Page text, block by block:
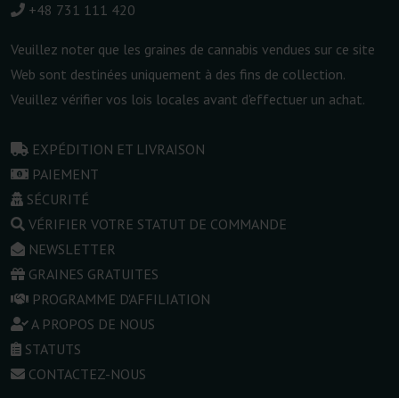
+48 731 111 420
Veuillez noter que les graines de cannabis vendues sur ce site
Web sont destinées uniquement à des fins de collection.
Veuillez vérifier vos lois locales avant d'effectuer un achat.
EXPÉDITION ET LIVRAISON
PAIEMENT
SÉCURITÉ
VÉRIFIER VOTRE STATUT DE COMMANDE
NEWSLETTER
GRAINES GRATUITES
PROGRAMME D'AFFILIATION
A PROPOS DE NOUS
STATUTS
CONTACTEZ-NOUS